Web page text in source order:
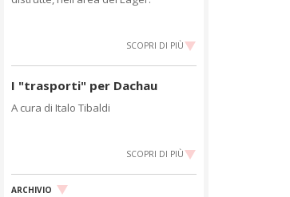
SCOPRI DI PIÙ
I "trasporti" per Dachau
A cura di Italo Tibaldi
SCOPRI DI PIÙ
ARCHIVIO